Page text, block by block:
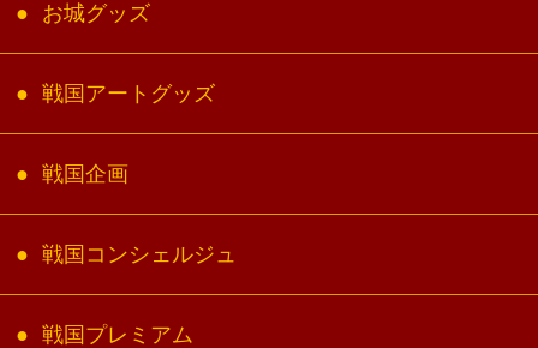
お城グッズ
戦国アートグッズ
戦国企画
戦国コンシェルジュ
戦国プレミアム